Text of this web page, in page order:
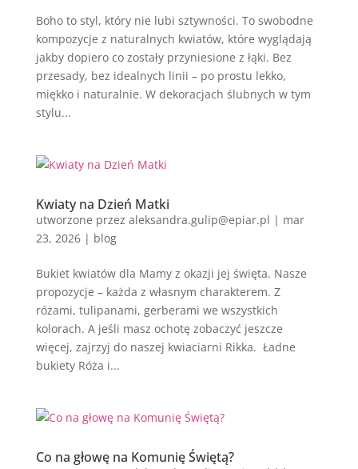
Boho to styl, który nie lubi sztywności. To swobodne
kompozycje z naturalnych kwiatów, które wyglądają
jakby dopiero co zostały przyniesione z łąki. Bez
przesady, bez idealnych linii – po prostu lekko,
miękko i naturalnie. W dekoracjach ślubnych w tym
stylu...
Kwiaty na Dzień Matki
utworzone przez aleksandra.gulip@epiar.pl | mar
23, 2026| blog
Bukiet kwiatów dla Mamy z okazji jej święta. Nasze
propozycje – każda z własnym charakterem. Z
różami, tulipanami, gerberami we wszystkich
kolorach. A jeśli masz ochotę zobaczyć jeszcze
więcej, zajrzyj do naszej kwiaciarni Rikka. Ładne
bukiety Róża i...
Co na głowę na Komunię Świętą?